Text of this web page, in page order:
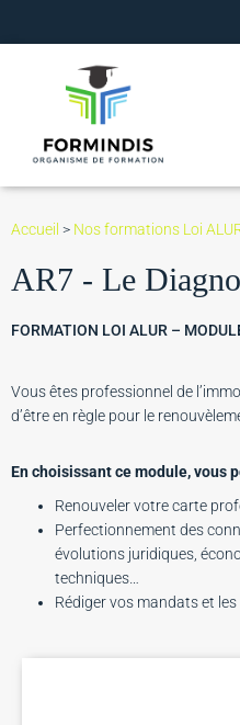
Accueil > Nos formations Loi
AR7 - Le
FORMATION LOI ALUR –
Vous êtes professionnel de
d’être en règle pour le
En choisissant ce module, vous
Renouveler votre carte
Perfectionnement des
évolutions juridiques,
techniques…
Rédiger vos mandats et